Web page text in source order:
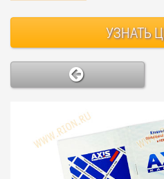
УЗНАТЬ